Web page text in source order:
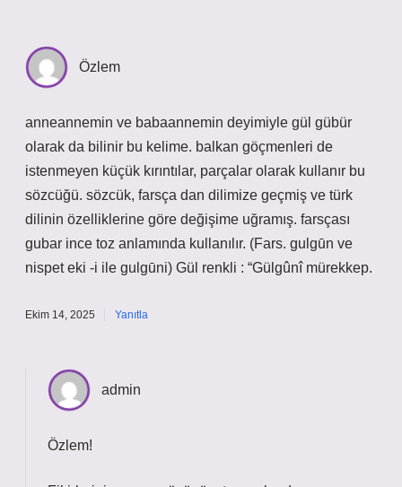
Özlem
anneannemin ve babaannemin deyimiyle gül gübür
olarak da bilinir bu kelime. balkan göçmenleri de
istenmeyen küçük kırıntılar, parçalar olarak kullanır bu
sözcüğü. sözcük, farsça dan dilimize geçmiş ve türk
dilinin özelliklerine göre değişime uğramış. farsçası
gubar ince toz anlamında kullanılır. (Fars. gulgūn ve
nispet eki -і ile gulgūnі) Gül renkli : “Gülgûnî mürekkep.
Ekim 14, 2025 Yanıtla
admin
Özlem!